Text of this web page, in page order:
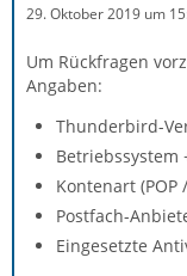
29. Oktober 2019 um
Um Rückfragen
Angaben:
Thunderbird-
Betriebssystem
Kontenart (POP
Postfach-
Eingesetzte